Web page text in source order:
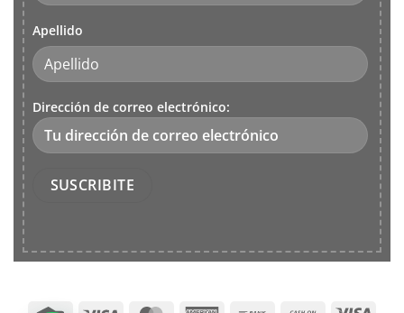
Apellido
Dirección de correo electrónico: